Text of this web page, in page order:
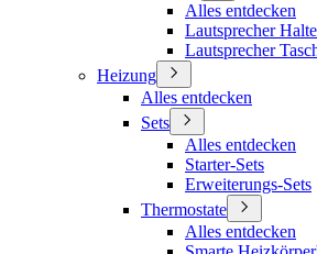
Alles entdecken
Lautsprecher
Lautsprecher
Heizung
Alles entdecken
Sets
Alles entdecken
Starter-Sets
Erweiterungs-Sets
Thermostate
Alles entdecken